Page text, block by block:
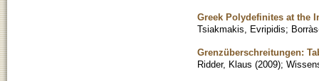
Greek Polydefinites at the
Tsiakmakis, Evripidis;
Grenzüberschreitungen:
Ridder, Klaus (2009);